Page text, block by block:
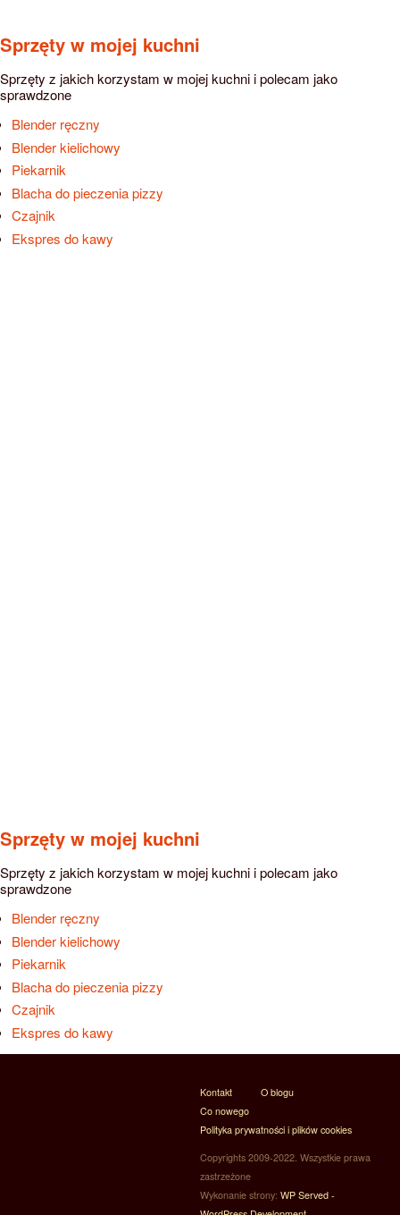
Sprzęty w mojej kuchni
Sprzęty z jakich korzystam w mojej kuchni i polecam jako
sprawdzone
Blender ręczny
Blender kielichowy
Piekarnik
Blacha do pieczenia pizzy
Czajnik
Ekspres do kawy
Sprzęty w mojej kuchni
Sprzęty z jakich korzystam w mojej kuchni i polecam jako
sprawdzone
Blender ręczny
Blender kielichowy
Piekarnik
Blacha do pieczenia pizzy
Czajnik
Ekspres do kawy
Kontakt
O blogu
Co nowego
Polityka prywatności i plików cookies
Copyrights 2009-2022. Wszystkie prawa
zastrzeżone
Wykonanie strony: WP Served -